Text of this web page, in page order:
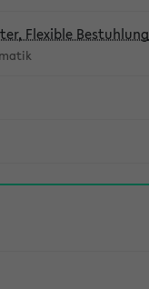
Flexible Bestuhlung